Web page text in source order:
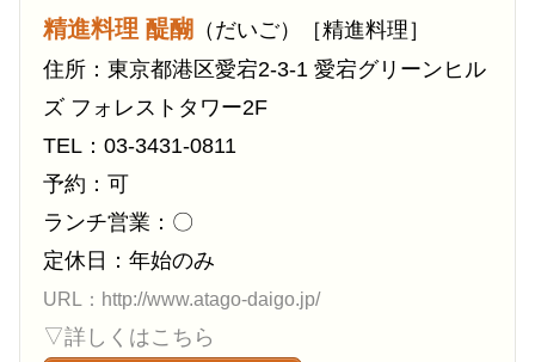
精進料理 醍醐 （だいご）［精進料理］
住所：東京都港区愛宕2-3-1 愛宕グリーンヒル
ズ フォレストタワー2F
TEL：03-3431-0811
予約：可
ランチ営業：〇
定休日：年始のみ
URL：http://www.atago-daigo.jp/
▽詳しくはこちら